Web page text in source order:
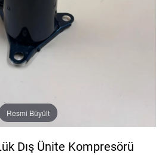
Resmi Büyült
Dış Ünite Kompresörü